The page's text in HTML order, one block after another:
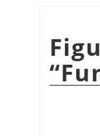
“